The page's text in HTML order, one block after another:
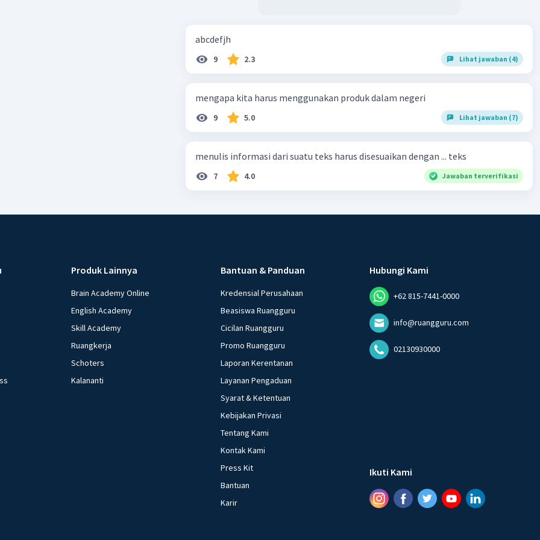
abcdefjh
9 2.3 Lihat jawaban (4)
mengapa kita harus menggunakan produk dalam negeri
9 5.0 Lihat jawaban (7)
menulis informasi dari suatu teks harus disesuaikan dengan ... teks
7 4.0 Jawaban terverifikasi
Produk Lainnya
Brain Academy Online
English Academy
Skill Academy
Ruangkerja
Schoters
Kalananti
Bantuan & Panduan
Kredensial Perusahaan
Beasiswa Ruangguru
Cicilan Ruangguru
Promo Ruangguru
Laporan Kerentanan
Layanan Pengaduan
Syarat & Ketentuan
Kebijakan Privasi
Tentang Kami
Kontak Kami
Press Kit
Bantuan
Karir
Hubungi Kami
+62 815-7441-0000
info@ruangguru.com
02130930000
Ikuti Kami